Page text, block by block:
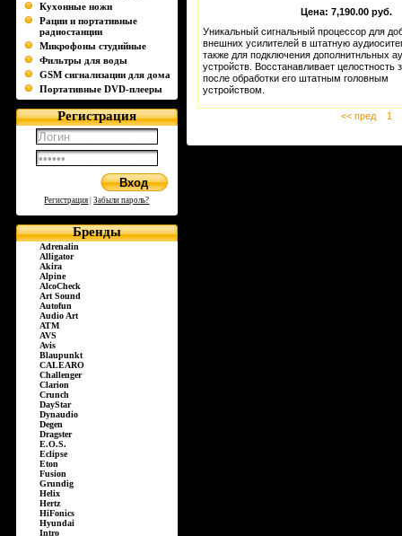
Кухонные ножи
Рации и портативные
радиостанции
Микрофоны студийные
Фильтры для воды
GSM сигнализации для дома
Портативные DVD-плееры
Регистрация
Регистрация |Забыли пароль?
Бренды
Adrenalin
Alligator
Akira
Alpine
AlcoCheck
Art Sound
Autofun
Audio Art
ATM
AVS
Avis
Blaupunkt
CALEARO
Challenger
Clarion
Crunch
DayStar
Dynaudio
Degen
Dragster
E.O.S.
Eclipse
Eton
Fusion
Grundig
Helix
Hertz
HiFonics
Hyundai
Intro
Цена: 7,190.00 руб.
Уникальный сигнальный процессор для
внешних усилителей в штатную
также для подключения дополнитнльных
устройств. Восстанавливает целостность
после обработки его штатным головным
устройством.
<< пред 1